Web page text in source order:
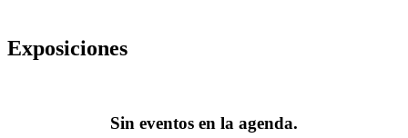
Exposiciones
Sin eventos en la agenda.